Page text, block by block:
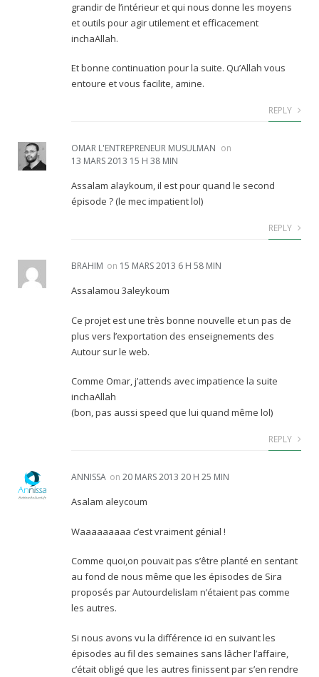
grandir de l’intérieur et qui nous donne les moyens
et outils pour agir utilement et efficacement
inchaAllah.
Et bonne continuation pour la suite. Qu’Allah vous
entoure et vous facilite, amine.
REPLY
OMAR L'ENTREPRENEUR MUSULMAN on
13 MARS 2013 15 H 38 MIN
Assalam alaykoum, il est pour quand le second
épisode ? (le mec impatient lol)
REPLY
BRAHIM on 15 MARS 2013 6 H 58 MIN
Assalamou 3aleykoum
Ce projet est une très bonne nouvelle et un pas de
plus vers l’exportation des enseignements des
Autour sur le web.
Comme Omar, j’attends avec impatience la suite
inchaAllah
(bon, pas aussi speed que lui quand même lol)
REPLY
ANNISSA on 20 MARS 2013 20 H 25 MIN
Asalam aleycoum
Waaaaaaaaa c’est vraiment génial !
Comme quoi,on pouvait pas s’être planté en sentant
au fond de nous même que les épisodes de Sira
proposés par Autourdelislam n’étaient pas comme
les autres.
Si nous avons vu la différence ici en suivant les
épisodes au fil des semaines sans lâcher l’affaire,
c’était obligé que les autres finissent par s’en rendre